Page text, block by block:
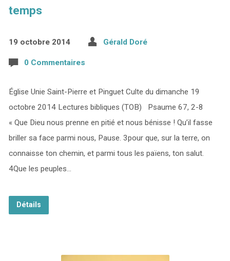
temps
19 octobre 2014 Gérald Doré
0 Commentaires
Église Unie Saint-Pierre et Pinguet Culte du dimanche 19
octobre 2014 Lectures bibliques (TOB) Psaume 67, 2-8
« Que Dieu nous prenne en pitié et nous bénisse ! Qu’il fasse
briller sa face parmi nous, Pause. 3pour que, sur la terre, on
connaisse ton chemin, et parmi tous les païens, ton salut.
4Que les peuples…
Détails